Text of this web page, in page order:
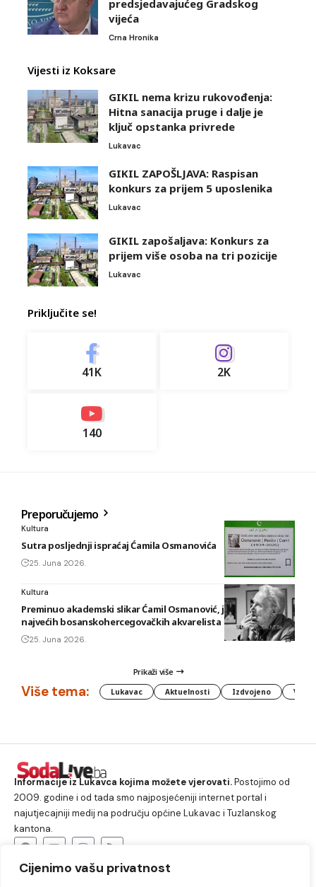
Cijenimo vašu privatnost
predsjedavajućeg Gradskog
vijeća
Crna Hronika
Vijesti iz Koksare
GIKIL nema krizu rukovođenja:
Hitna sanacija pruge i dalje je
ključ opstanka privrede
Lukavac
GIKIL ZAPOŠLJAVA: Raspisan
konkurs za prijem 5 uposlenika
Lukavac
GIKIL zapošaljava: Konkurs za
prijem više osoba na tri pozicije
Lukavac
Priključite se!
41K 2K
140
Preporučujemo
Kultura
Sutra posljednji ispraćaj Ćamila Osmanovića
25. Juna 2026.
Kultura
Preminuo akademski slikar Ćamil Osmanović, jedan od
najvećih bosanskohercegovačkih akvarelista
25. Juna 2026.
Prikaži više
Više tema: Lukavac Aktuelnosti Izdvojeno
Informacije iz Lukavca kojima možete vjerovati.Postojimo od
2009. godine i od tada smo najposjećeniji internet portal i
najutjecajniji medij na području općine Lukavac i Tuzlanskog
kantona.